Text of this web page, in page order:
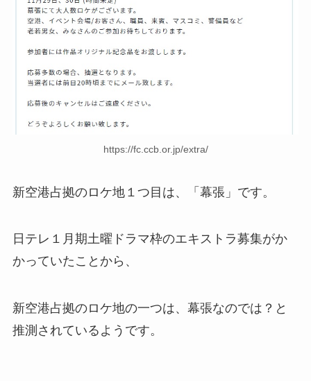
https://fc.ccb.or.jp/extra/
新空港占拠のロケ地１つ目は、「幕張」です。
日テレ１月期土曜ドラマ枠のエキストラ募集がか
かっていたことから、
新空港占拠のロケ地の一つは、幕張なのでは？と
推測されているようです。